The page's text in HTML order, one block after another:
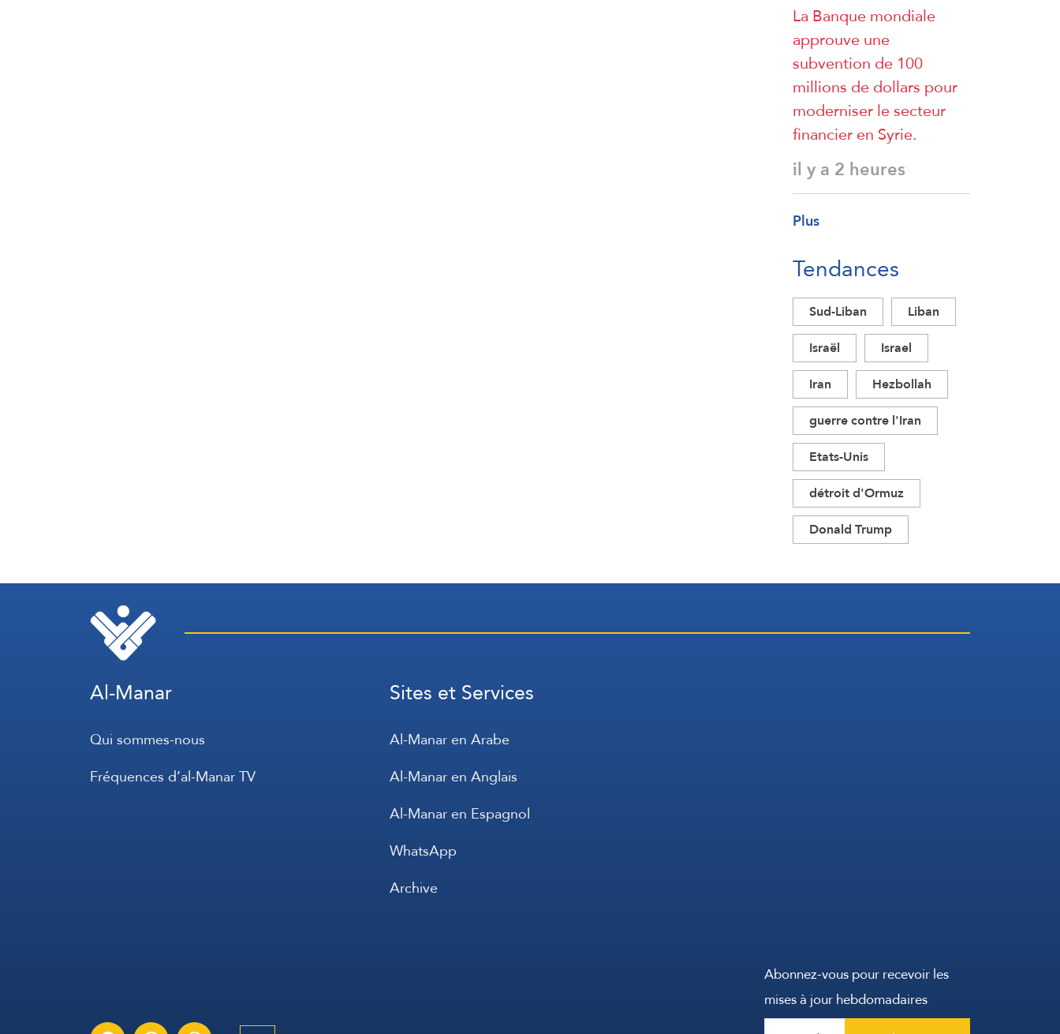
La Banque mondiale
approuve une
subvention de 100
millions de dollars pour
moderniser le secteur
financier en Syrie.
il y a 2 heures
Plus
Tendances
Sud-Liban
Liban
Israël
Israel
Iran
Hezbollah
guerre contre l'Iran
Etats-Unis
détroit d'Ormuz
Donald Trump
Al-Manar
Qui sommes-nous
Fréquences d’al-Manar TV
Sites et Services
Al-Manar en Arabe
Al-Manar en Anglais
Al-Manar en Espagnol
WhatsApp
Archive
Abonnez-vous pour recevoir les
mises à jour hebdomadaires